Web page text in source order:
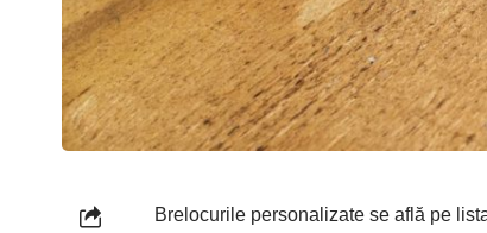
Brelocurile personalizate se află pe